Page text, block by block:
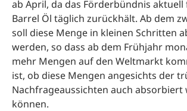
ab April, da das Förderbündnis aktuell
Barrel Öl täglich zurückhält. Ab dem
soll diese Menge in kleinen Schritten
werden, so dass ab dem Frühjahr
mehr Mengen auf den Weltmarkt
ist, ob diese Mengen angesichts der
Nachfrageaussichten auch absorbiert
können.